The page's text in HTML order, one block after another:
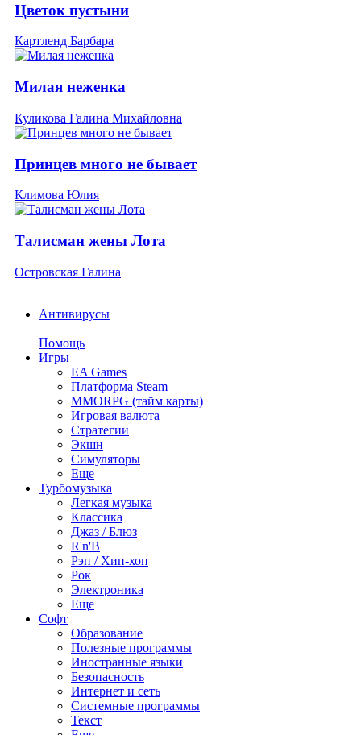
Цветок пустыни
Картленд Барбара
Милая неженка
Куликова Галина Михайловна
Принцев много не бывает
Климова Юлия
Талисман жены Лота
Островская Галина
Антивирусы
Помощь
Игры
EA Games
Платформа Steam
MMORPG (тайм карты)
Игровая валюта
Стратегии
Экшн
Симуляторы
Еще
Турбомузыка
Легкая музыка
Классика
Джаз / Блюз
R'n'B
Рэп / Хип-хоп
Рок
Электроника
Еще
Софт
Образование
Полезные программы
Иностранные языки
Безопасность
Интернет и сеть
Системные программы
Текст